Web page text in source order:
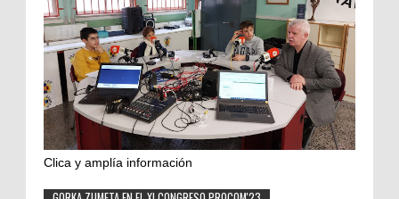
Clica y amplía información